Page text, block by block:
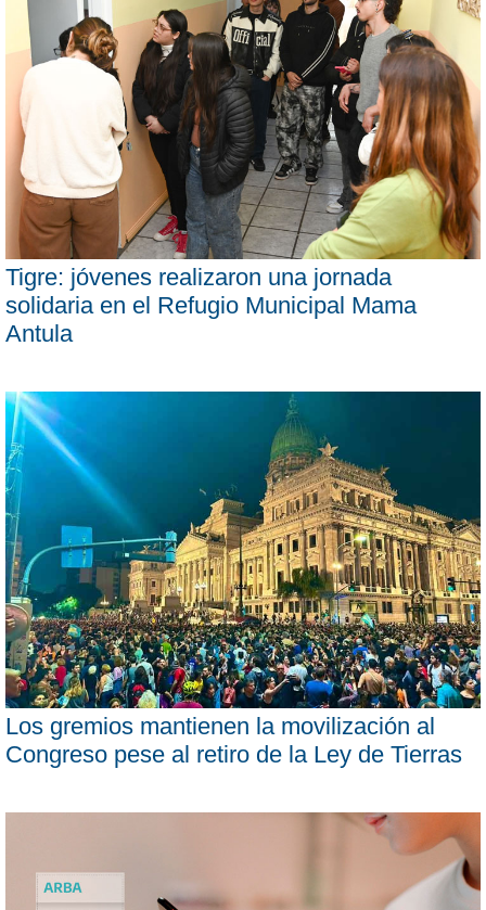
Tigre: jóvenes realizaron una jornada
solidaria en el Refugio Municipal Mama
Antula
Los gremios mantienen la movilización al
Congreso pese al retiro de la Ley de Tierras